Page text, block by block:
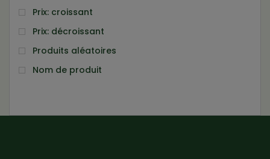
Prix: croissant
Prix: décroissant
Produits aléatoires
Nom de produit